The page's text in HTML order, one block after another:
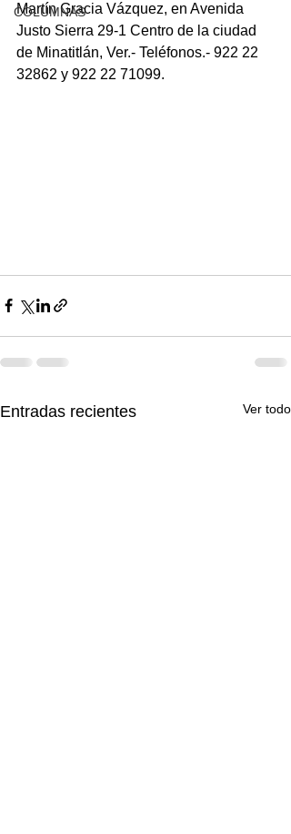
COLUMNAS
Martín Gracia Vázquez, en Avenida
Justo Sierra 29-1 Centro de la ciudad
de Minatitlán, Ver.- Teléfonos.- 922 22
32862 y 922 22 71099.
Entradas recientes Ver todo